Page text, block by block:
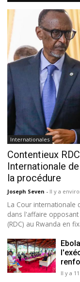
Internationales
Contentieux
Internationale
la procédure
Joseph Seven - Il y a
La Cour internationale
dans l'affaire
(RDC) au Rwanda en
Il y a